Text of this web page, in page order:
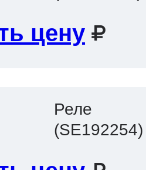
цену
Реле
(SE192254)